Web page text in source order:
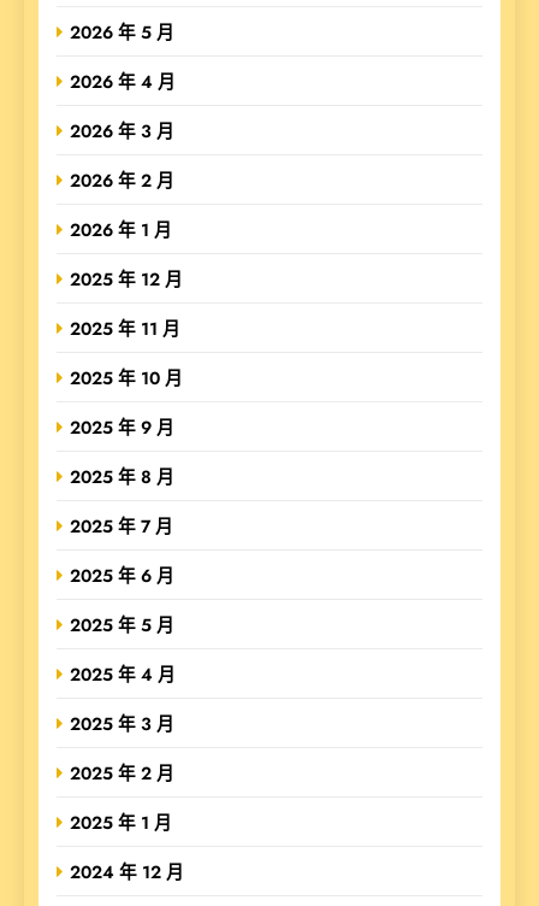
2026 年 5 月
2026 年 4 月
2026 年 3 月
2026 年 2 月
2026 年 1 月
2025 年 12 月
2025 年 11 月
2025 年 10 月
2025 年 9 月
2025 年 8 月
2025 年 7 月
2025 年 6 月
2025 年 5 月
2025 年 4 月
2025 年 3 月
2025 年 2 月
2025 年 1 月
2024 年 12 月